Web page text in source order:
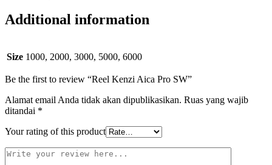
Additional information
Size 1000, 2000, 3000, 5000, 6000
Be the first to review “Reel Kenzi Aica Pro SW”
Alamat email Anda tidak akan dipublikasikan. Ruas yang wajib
ditandai *
Your rating of this product